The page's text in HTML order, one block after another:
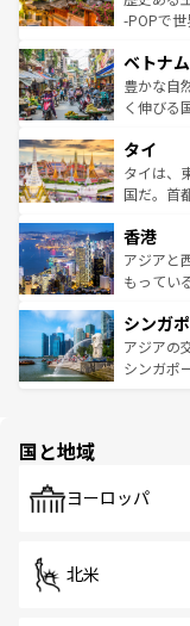
い。オー
参照して
驚きをも
容にもい
照してほ
-POPで
き、地方
できる。
まで、さ
リティに
覧を参照
ベトナム
豊かな自
く伸びる
急速な発
ーチミン
醸し出し
とつ。フ
ひ現地で
が旅行者
参照して
タイ
タイは、
国だ。首
の活気が
帯で自然
いビーチ
激する。
が待って
た文化、
香港
アジアと
もってい
み、どこ
ており、
うな絶景
シンガ
アジアの
シンガポ
で、ホー
国と地域
ヨーロッパ
北米